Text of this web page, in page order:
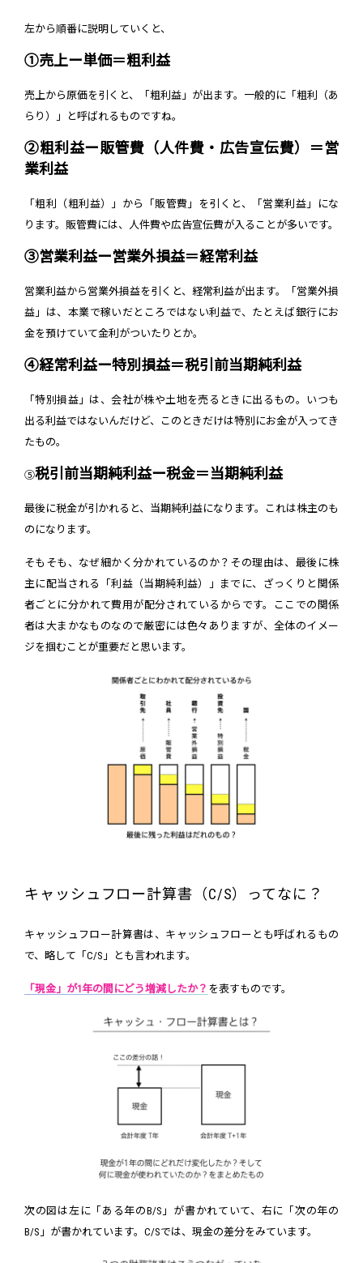
左から順番に説明していくと、
①売上ー単価＝粗利益
売上から原価を引くと、「粗利益」が出ます。一般的に「粗利（あ
らり）」と呼ばれるものですね。
②粗利益ー販管費（人件費・広告宣伝費）＝営
業利益
「粗利（粗利益）」から「販管費」を引くと、「営業利益」にな
ります。販管費には、人件費や広告宣伝費が入ることが多いです。
③営業利益ー営業外損益＝経常利益
営業利益から営業外損益を引くと、経常利益が出ます。「営業外損
益」は、本業で稼いだところではない利益で、たとえば銀行にお
金を預けていて金利がついたりとか。
④経常利益ー特別損益＝税引前当期純利益
「特別損益」は、会社が株や土地を売るときに出るもの。いつも
出る利益ではないんだけど、このときだけは特別にお金が入ってき
たもの。
⑤税引前当期純利益ー税金＝当期純利益
最後に税金が引かれると、当期純利益になります。これは株主のも
のになります。
そもそも、なぜ細かく分かれているのか？その理由は、最後に株
主に配当される「利益（当期純利益）」までに、ざっくりと関係
者ごとに分かれて費用が配分されているからです。ここでの関係
者は大まかなものなので厳密には色々ありますが、全体のイメー
ジを掴むことが重要だと思います。
キャッシュフロー計算書（C/S）ってなに？
キャッシュフロー計算書は、キャッシュフローとも呼ばれるもの
で、略して「C/S」とも言われます。
「現金」が1年の間にどう増減したか？ を表すものです。
次の図は左に「ある年のB/S」が書かれていて、右に「次の年の
B/S」が書かれています。C/Sでは、現金の差分をみています。